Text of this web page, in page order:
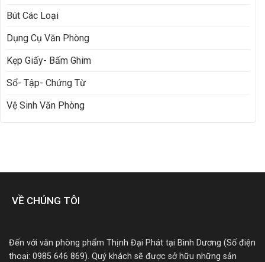
Bút Các Loại
Dụng Cụ Văn Phòng
Kẹp Giấy- Bấm Ghim
Sổ- Tập- Chứng Từ
Vệ Sinh Văn Phòng
VỀ CHÚNG TÔI
Đến với văn phòng phẩm Thịnh Đại Phát tại Bình Dương (Số điện
thoại: 0985 646 869). Quý khách sẽ được sở hữu những sản